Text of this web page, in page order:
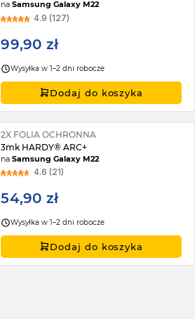
naSamsung Galaxy M22
4.9 (127)
99,90 zł
Wysyłka w 1–2 dni robocze
Dodaj do koszyka
2X FOLIA OCHRONNA
3mk HARDY® ARC+
naSamsung Galaxy M22
4.6 (21)
54,90 zł
Wysyłka w 1–2 dni robocze
Dodaj do koszyka